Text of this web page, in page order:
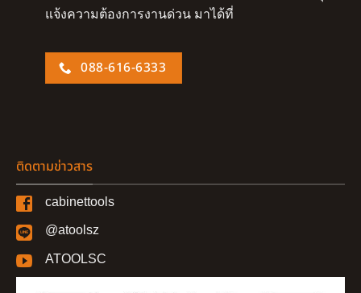
แจ้งความต้องการงานด่วน มาได้ที่
088-616-6333
ติดตามข่าวสาร
cabinettools
@atoolsz
ATOOLSC